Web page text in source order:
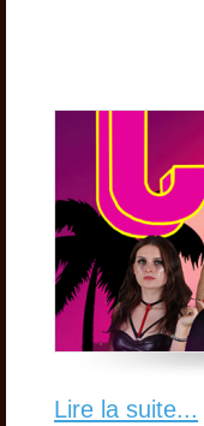
Lire la suite...